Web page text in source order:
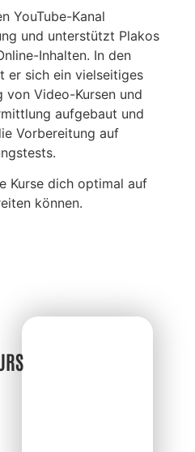
YouTube-Kanal
und unterstützt Plakos
Inhalten. In den
er sich ein vielseitiges
von Video-Kursen und
aufgebaut und
Vorbereitung auf
Kurse dich optimal auf
können.